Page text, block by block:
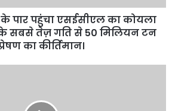
पार पहुंचा एसईसीएल का कोयला
सबसे तेज़ गति से 50 मिलियन टन
का कीर्तिमान।